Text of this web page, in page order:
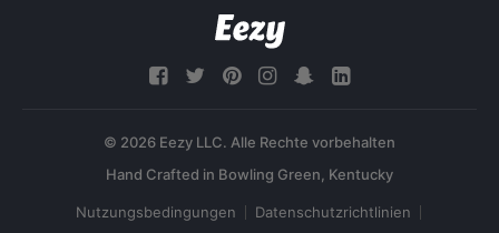
© 2026 Eezy LLC. Alle Rechte vorbehalten
Nutzungsbedingungen Datenschutzrichtlinien